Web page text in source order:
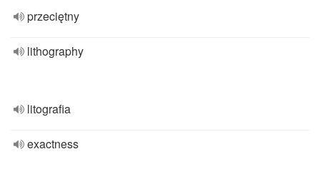
przeciętny
lithography
litografia
exactness